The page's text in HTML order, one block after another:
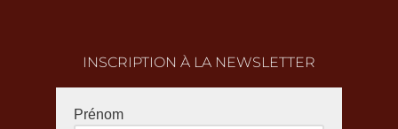
INSCRIPTION À LA NEWSLETTER
Prénom